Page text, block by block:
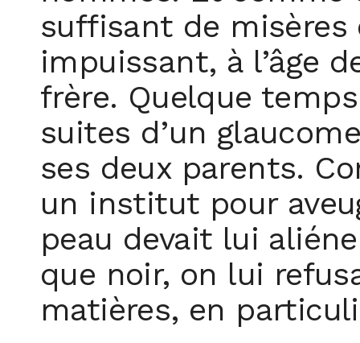
suffisant de misères
impuissant, à l’âge
frère. Quelque
suites d’un
ses deux parents.
un institut pour
peau devait lui
que noir, on lui
matières, en